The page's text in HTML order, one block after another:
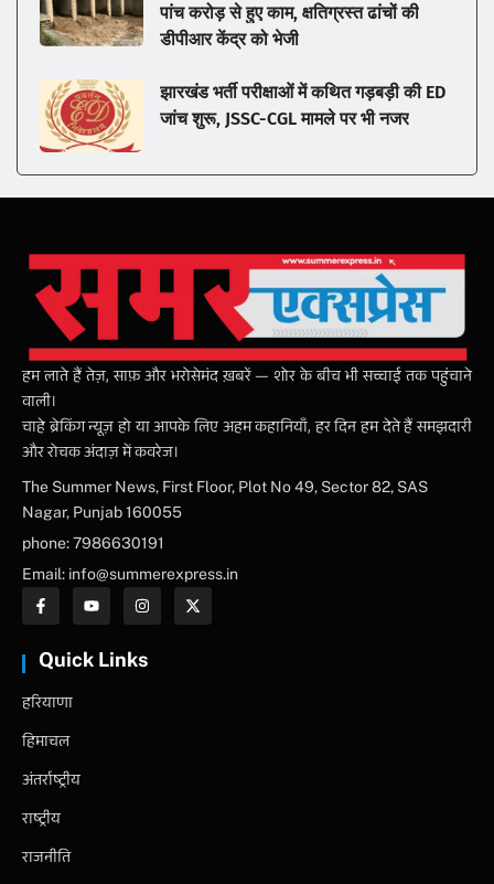
पांच करोड़ से हुए काम, क्षतिग्रस्त ढांचों की
डीपीआर केंद्र को भेजी
झारखंड भर्ती परीक्षाओं में कथित गड़बड़ी की ED
जांच शुरू, JSSC-CGL मामले पर भी नजर
हम लाते हैं तेज़, साफ़ और भरोसेमंद ख़बरें — शोर के बीच भी सच्चाई तक पहुंचाने
वाली।
चाहे ब्रेकिंग न्यूज़ हो या आपके लिए अहम कहानियाँ, हर दिन हम देते हैं समझदारी
और रोचक अंदाज़ में कवरेज।
The Summer News, First Floor, Plot No 49, Sector 82, SAS
Nagar, Punjab 160055
phone: 7986630191
Email: info@summerexpress.in
Quick Links
हरियाणा
हिमाचल
अंतर्राष्ट्रीय
राष्ट्रीय
राजनीति